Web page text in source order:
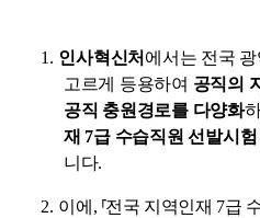
1. 인사혁신처 에서는 전국 광
고르게 등용하여 공직의
공직 충원경로를 다양화
재 7급 수습직원 선발시
니다.
2. 이에 , ⸢전국 지역인재 7급